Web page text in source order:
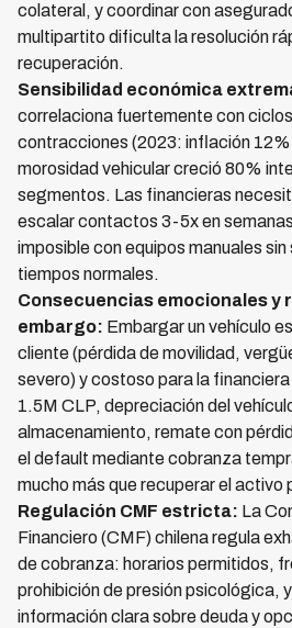
colateral, y coordinar con
multipartito dificulta la resolución
recuperación.
Sensibilidad económica
correlaciona fuertemente con
contracciones (2023: inflación
morosidad vehicular creció 80%
segmentos. Las financieras
escalar contactos 3-5x en
imposible con equipos manuales
tiempos normales.
Consecuencias emocionales y
embargo: Embargar un vehículo
cliente (pérdida de movilidad,
severo) y costoso para la
1.5M CLP, depreciación del
almacenamiento, remate con
el default mediante cobranza
mucho más que recuperar el activo
Regulación CMF estricta: La
Financiero (CMF) chilena regula
de cobranza: horarios permitidos,
prohibición de presión psicológica,
información clara sobre deuda y